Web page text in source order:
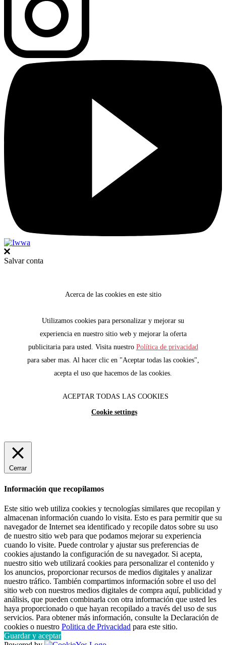
Salvar conta
Acerca de las cookies en este sitio
Utilizamos cookies para personalizar y mejorar su
experiencia en nuestro sitio web y mejorar la oferta
publicitaria para usted. Visita nuestro Política de privacidad
para saber mas. Al hacer clic en "Aceptar todas las cookies",
acepta el uso que hacemos de las cookies.
ACEPTAR TODAS LAS COOKIES
Cookie settings
Cerrar
Información que recopilamos
Este sitio web utiliza cookies y tecnologías similares que recopilan y
almacenan información cuando lo visita. Esto es para permitir que su
navegador de Internet sea identificado y recopile datos sobre su uso
de nuestro sitio web para que podamos mejorar su experiencia
cuando lo visite. Puede controlar y ajustar sus preferencias de
cookies ajustando la configuración de su navegador. Si acepta,
nuestro sitio web utilizará cookies para personalizar el contenido y
los anuncios, proporcionar recursos de medios digitales y analizar
nuestro tráfico. También compartimos información sobre el uso del
sitio web con nuestros medios digitales de compra aquí, publicidad y
análisis, que pueden combinarla con otra información que usted les
haya proporcionado o que hayan recopilado a través del uso de sus
servicios. Para obtener más información, consulte la Declaración de
cookies o nuestro Politica de Privacidad para este sitio.
Guardar y aceptar